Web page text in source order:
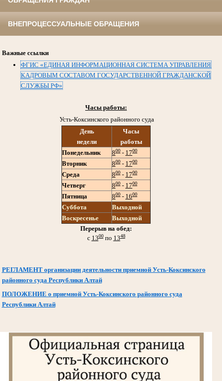
ВНЕПРОЦЕССУАЛЬНЫЕ ОБРАЩЕНИЯ
Важные ссылки
ФГИС «ЕДИНАЯ ИНФОРМАЦИОННАЯ СИСТЕМА УПРАВЛЕНИЯ
КАДРОВЫМ СОСТАВОМ ГОСУДАРСТВЕННОЙ ГРАЖДАНСКОЙ
СЛУЖБЫ РФ»
Часы работы:
Усть-Коксинского районного суда
День
недели
Часы
работы
Понедельник
800 - 1700
Вторник 800 - 1700
Среда 800 - 1700
Четверг 800 - 1700
Пятница 800 - 1600
Суббота
Выходной
Воскресенье
Выходной
Перерыв на обед:
с 1300по 1348
РЕГЛАМЕНТ организации деятельности приемной Усть-Коксинского
районного суда Республики Алтай
ПОЛОЖЕНИЕ о приемной Усть-Коксинского районного суда
Республики Алтай